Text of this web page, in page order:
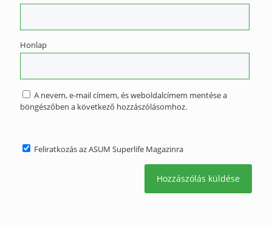
Honlap
A nevem, e-mail címem, és weboldalcímem mentése a
böngészőben a következő hozzászólásomhoz.
Feliratkozás az ASUM Superlife Magazinra